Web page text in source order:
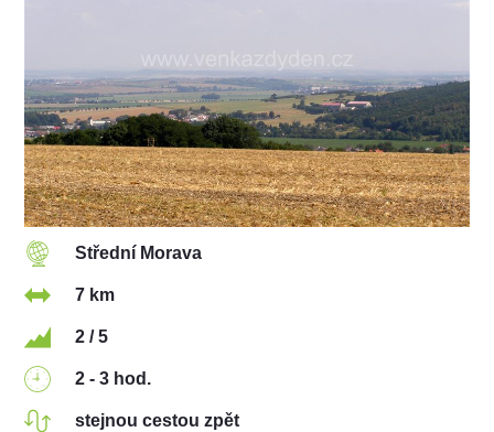
Střední Morava
7 km
2 / 5
2 - 3 hod.
stejnou cestou zpět